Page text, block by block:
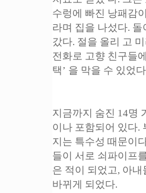
수렁에 빠진 낭패감
라며 집을 나섰다.
갔다. 절을 올리 고
전화로 고향 친구들
택’ 을 막을 수 있었
지금까지 숨진 14명
이나 포함되어 있다.
지는 특수성 때문이
들이 서로 쇠파이프
은 적이 되었고, 아
바뀌게 되었다.